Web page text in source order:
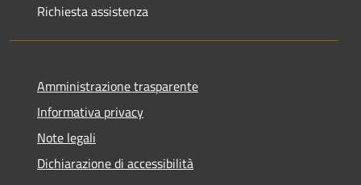
Richiesta assistenza
Amministrazione trasparente
Informativa privacy
Note legali
Dichiarazione di accessibilità